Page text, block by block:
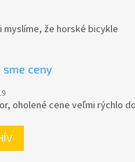
myslíme, že horské bicykle
sme ceny
oholené cene veľmi rýchlo